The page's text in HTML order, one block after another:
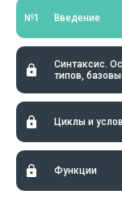
№1 Введение
Синтаксис.
типов,
Циклы и
Функции